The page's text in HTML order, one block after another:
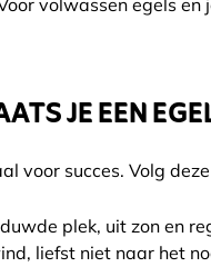
volwassen egels en
JE EEN
voor succes. Volg
plek, uit zon en
liefst niet naar het